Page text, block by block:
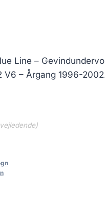
Line –
V6 – Årgang 1996-